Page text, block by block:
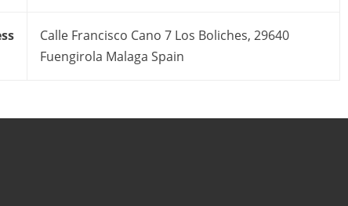
Calle Francisco Cano 7 Los Boliches, 29640
Fuengirola Malaga Spain